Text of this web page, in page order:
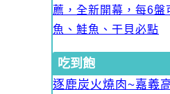
薦，全新開幕，每6盤
魚、鮭魚、干貝必點
吃到飽
逐鹿炭火燒肉~嘉義